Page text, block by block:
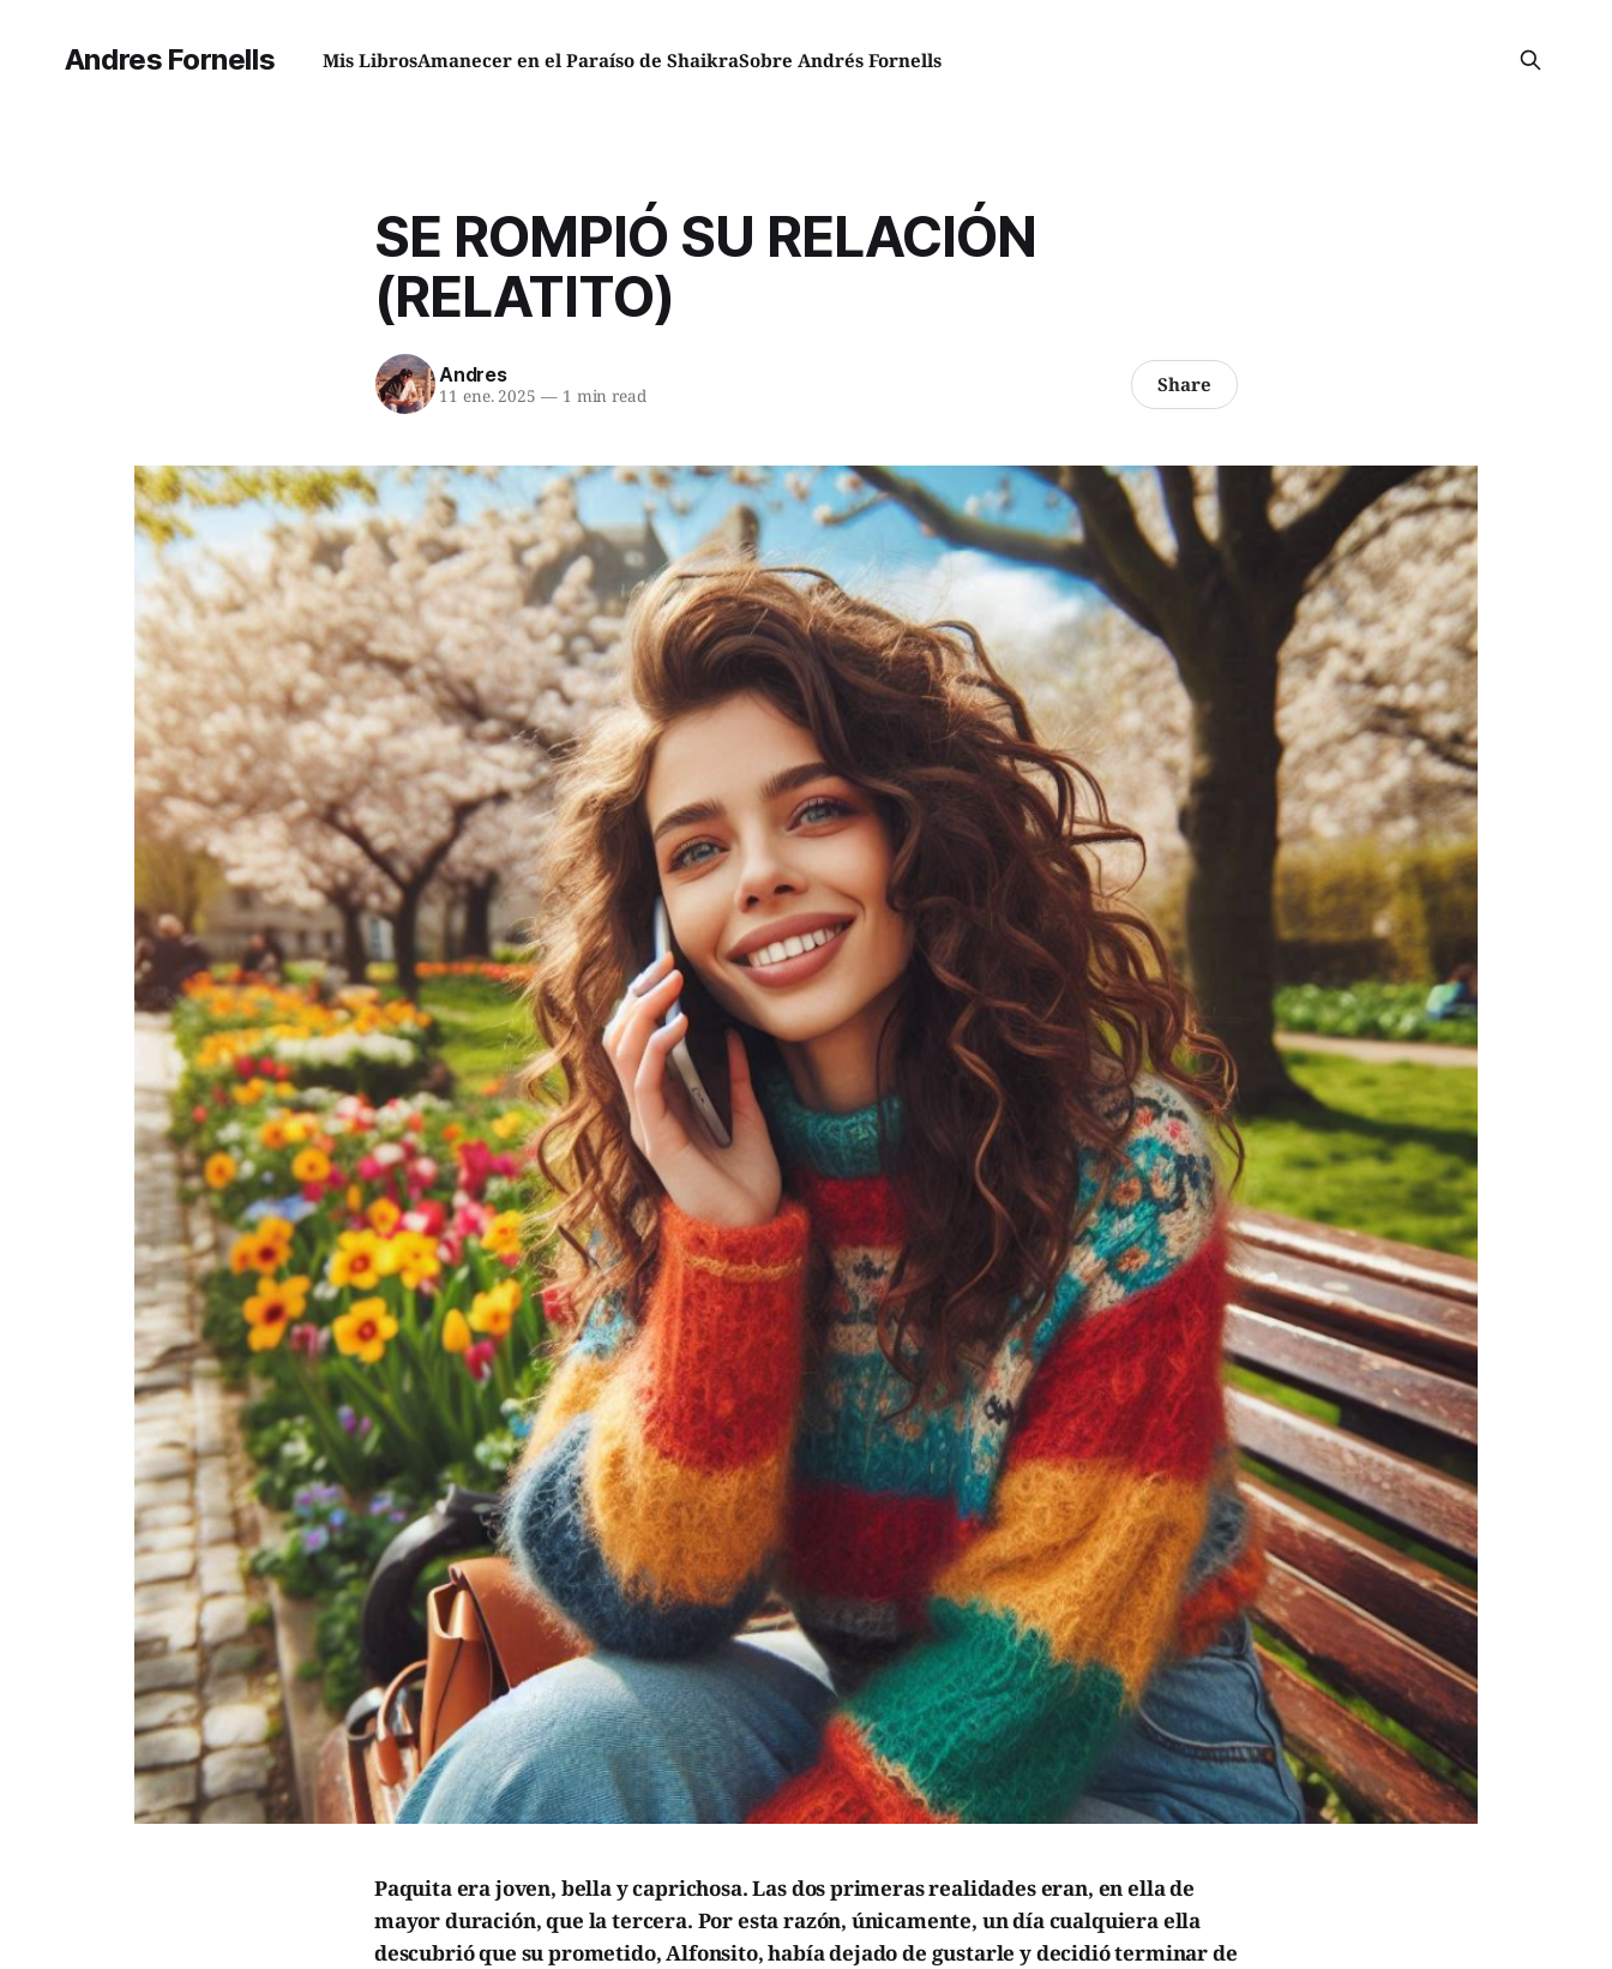
Andres Fornells Mis LibrosAmanecer en el Paraíso de ShaikraSobre Andrés Fornells
SE ROMPIÓ SU RELACIÓN
(RELATITO)
Andres
11 ene. 2025 —1 min read Share
Paquita era joven, bella y caprichosa. Las dos primeras realidades eran, en ella de
mayor duración, que la tercera. Por esta razón, únicamente, un día cualquiera ella
descubrió que su prometido, Alfonsito, había dejado de gustarle y decidió terminar de